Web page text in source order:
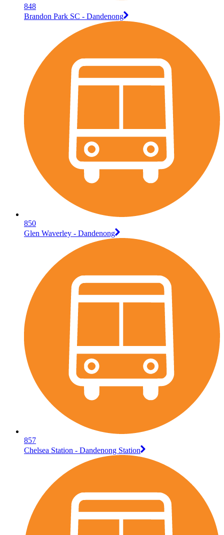
848
Brandon Park SC - Dandenong
850
Glen Waverley - Dandenong
857
Chelsea Station - Dandenong Station